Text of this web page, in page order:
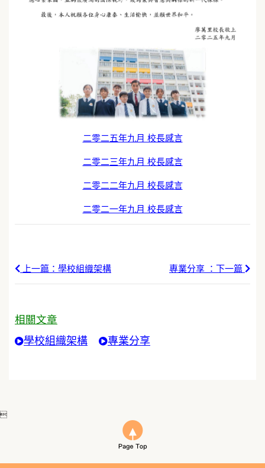
二零二五年九月 校長感言
二零二三年九月 校長感言
二零二二年九月 校長感言
二零二一年九月 校長感言
上一篇：學校組織架構 專業分享 ：下一篇
相關文章
學校組織架構
專業分享
